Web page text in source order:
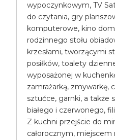
wypoczynkowym, TV
do czytania, gry
komputerowe, kino
rodzinnego stołu
krzesłami, tworzącymi
posiłków, toalety
wyposażonej w
zamrażarką, zmywarkę,
sztućce, garnki, a także
białego i czerwonego,
Z kuchni przejście do
całorocznym, miejscem